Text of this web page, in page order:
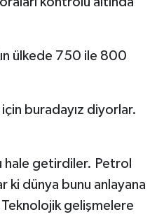
ülkede 750 ile 800
buradayız diyorlar.
hale getirdiler. Petrol
ki dünya bunu anlayana
gelişmelere